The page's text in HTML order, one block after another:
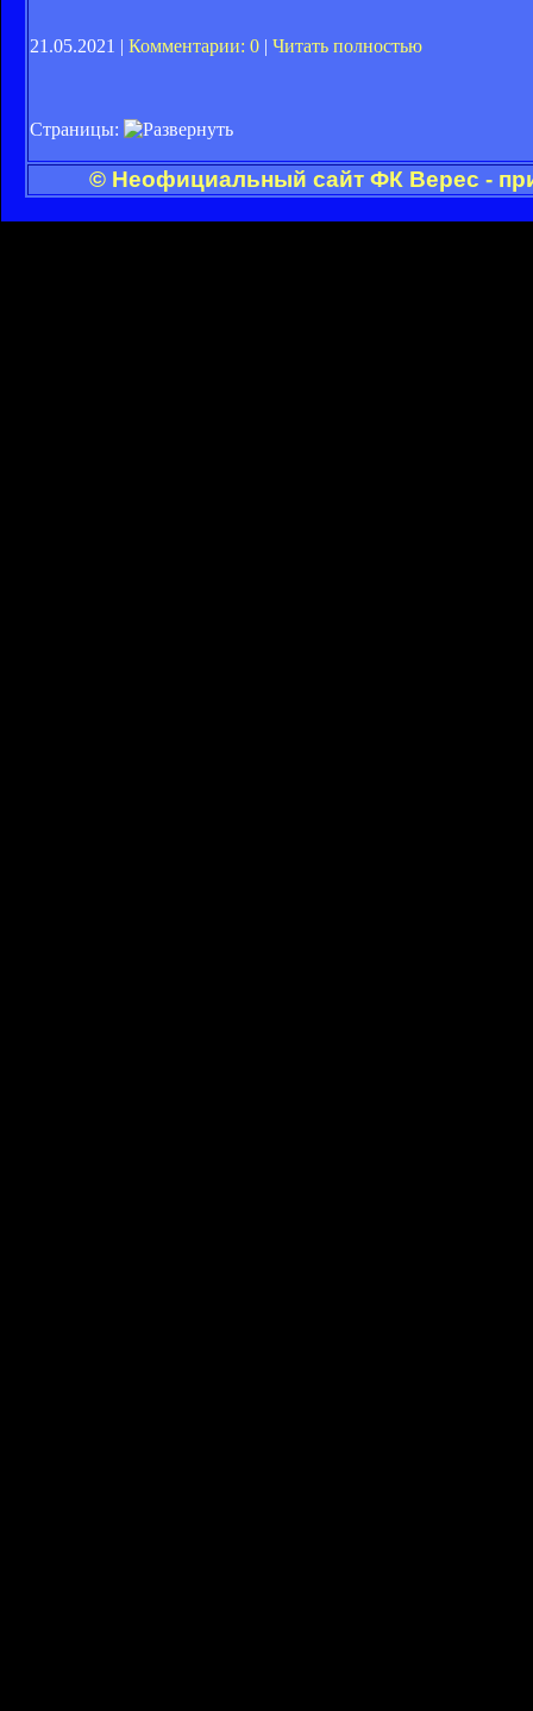
21.05.2021 | Комментарии: 0 | Читать полностью
Страницы:
© Неофициальный сайт ФК Верес -